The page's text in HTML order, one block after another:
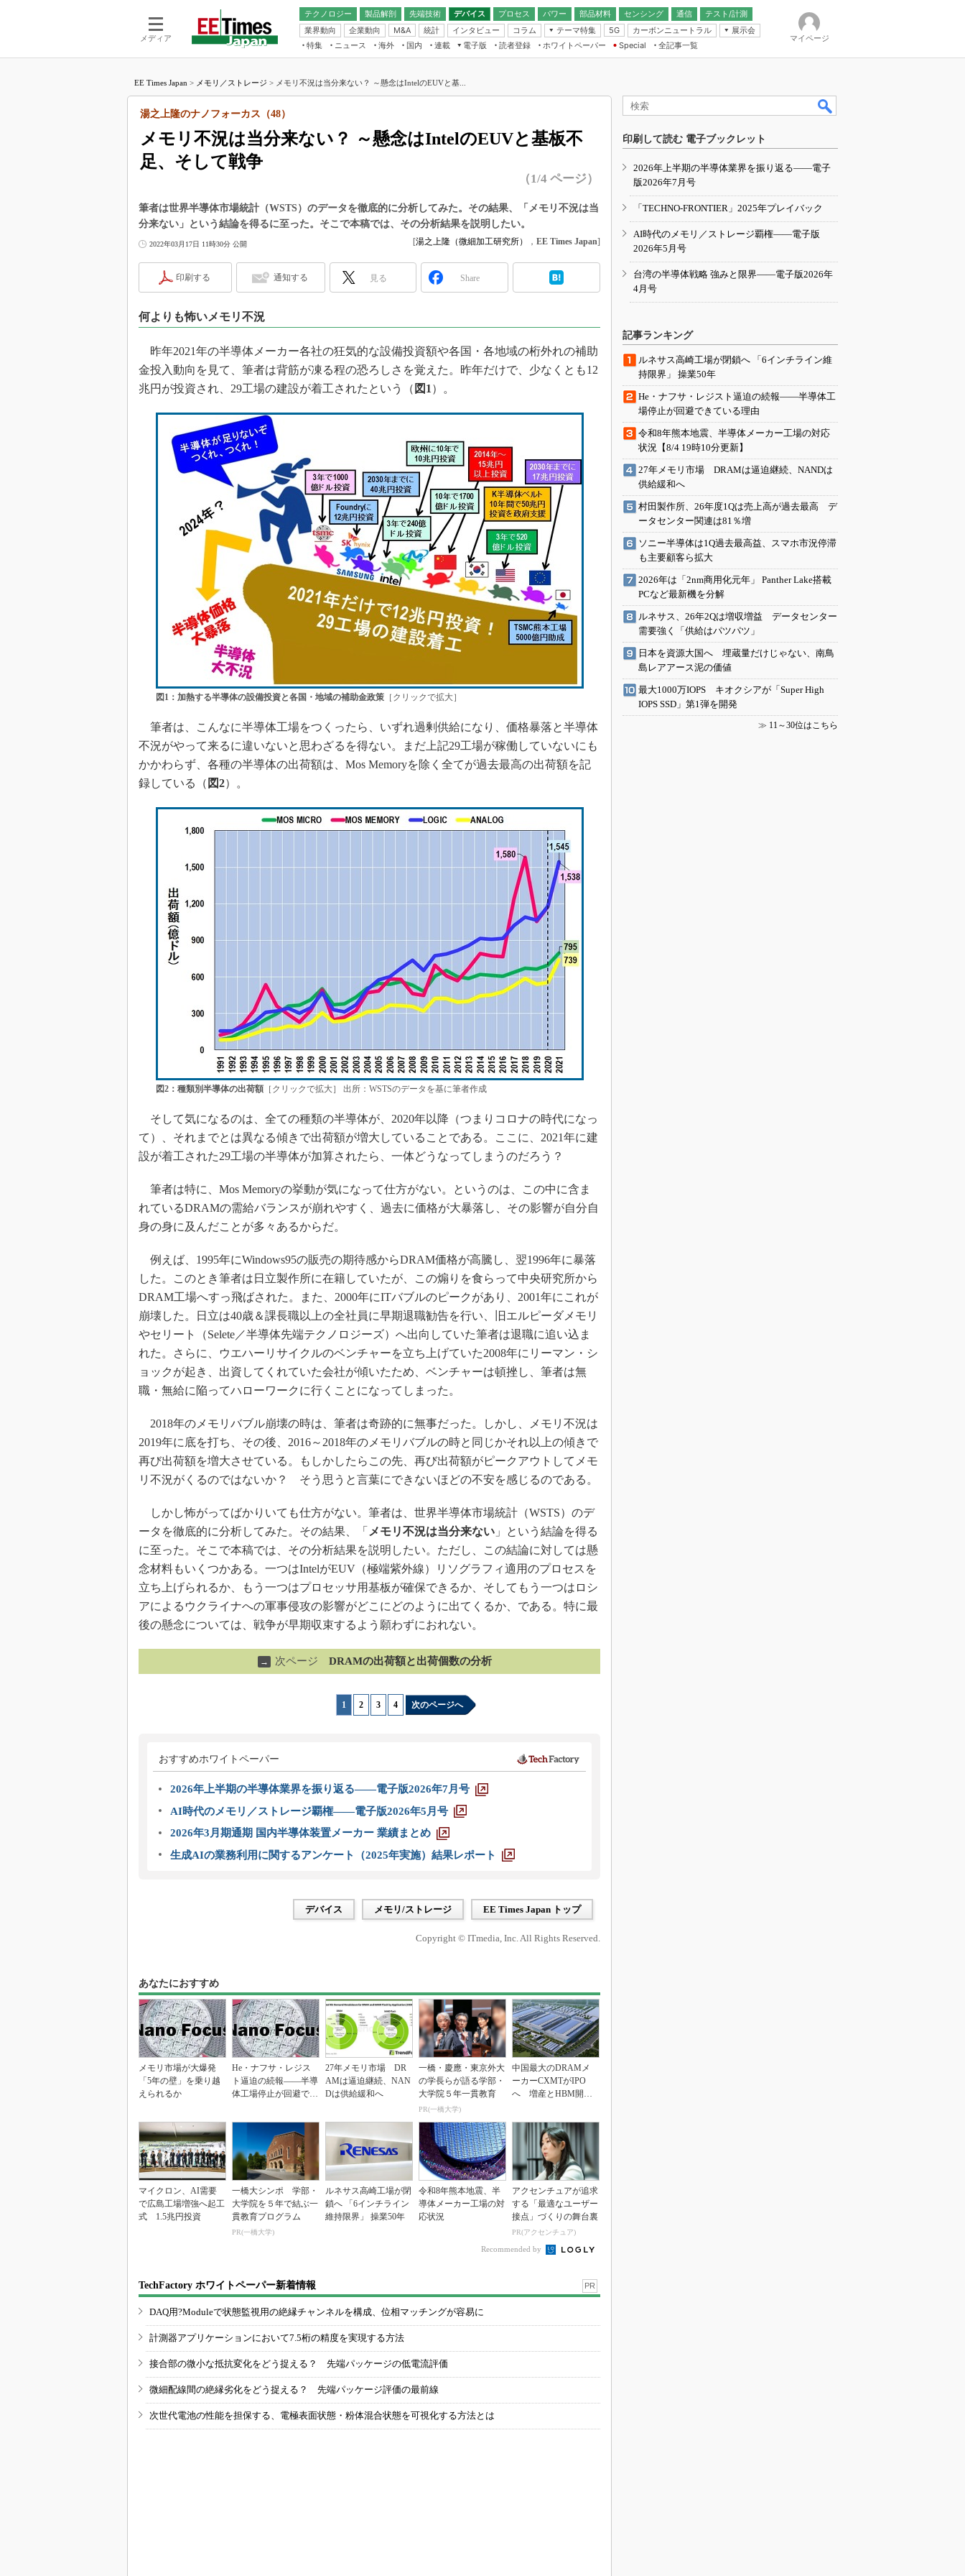
メディア
テクノロジー 製品解剖
先端技術
電池／エネルギー
デバイス
アナログ
マイコン
プロセス パワー 部品材料 センシング
通信
無線
テスト/計測
業界動向
企業動向 M&A 統計 インタビュー コラム
テーマ特集
フィジカルAI
読者調査（EE Times Research）
電源設計（EDN Japan）
エレクトロニクス入門（EDN
Japan）
5G カーボンニュートラル
展示会
IoT・エッジコンピューティング
EXPO
TECHNO-FRONTIER
人とくるま展
特集 ニュース 海外 国内
連載
福田昭のデバイス通信
大山聡の業界スコープ
大原雄介のエレ・組み込みプレイバ
世界を「数字」で回してみよう
この10年で起こったこと、次の10年
で起こること
光伝送技術を知る
“異端児エンジニア”が仕掛けた社内
イノベーションは日本を救うのか
「英語に愛されないエンジニア」の
ための新行動論
電子版
電子ブックレット
読者登録 ホワイトペーパー
Special
全記事一覧
マイページ
EE Times Japan > メモリ／ストレージ > メモリ不況は当分来ない？ ～懸念はIntelのEUVと基...
メモリ不況は当分来ない？ ～懸念はIntelのEUVと基板不
足、そして戦争
湯之上隆のナノフォーカス（48）
（1/4 ページ）
筆者は世界半導体市場統計（WSTS）のデータを徹底的に分析してみた。その結果、「メモリ不況は当
分来ない」という結論を得るに至った。そこで本稿では、その分析結果を説明したい。
2022年03月17日 11時30分 公開 [湯之上隆（微細加工研究所） ， EE Times Japan]
印刷する 通知する 見る Share
何よりも怖いメモリ不況
昨年2021年の半導体メーカー各社の狂気的な設備投資額や各国・各地域の桁外れの補助
金投入動向を見て、筆者は背筋が凍る程の恐ろしさを覚えた。昨年だけで、少なくとも12
兆円が投資され、29工場の建設が着工されたという（ 図1 ）。
図1：加熱する半導体の設備投資と各国・地域の補助金政策［クリックで拡大］
筆者は、こんなに半導体工場をつくったら、いずれ過剰供給になり、価格暴落と半導体
不況がやって来るに違いないと思わざるを得ない。まだ上記29工場が稼働していないにも
かかわらず、各種の半導体の出荷額は、Mos Memoryを除く全てが過去最高の出荷額を記
録している（ 図2）。
図2：種類別半導体の出荷額［クリックで拡大］ 出所：WSTSのデータを基に筆者作成
そして気になるのは、全ての種類の半導体が、2020年以降（つまりコロナの時代になっ
て）、それまでとは異なる傾きで出荷額が増大していることである。ここに、2021年に建
設が着工された29工場の半導体が加算されたら、一体どうなってしまうのだろう？
筆者は特に、Mos Memoryの挙動が気になって仕方がない。というのは、この中に含ま
れているDRAMの需給バランスが崩れやすく、過去に価格が大暴落し、その影響が自分自
身の身に及んだことが多々あるからだ。
例えば、1995年にWindows95の販売の期待感からDRAM価格が高騰し、翌1996年に暴落
した。このとき筆者は日立製作所に在籍していたが、この煽りを食らって中央研究所から
DRAM工場へすっ飛ばされた。また、2000年にITバブルのピークがあり、2001年にこれが
崩壊した。日立は40歳＆課長職以上の全社員に早期退職勧告を行い、旧エルピーダメモリ
やセリート（Selete／半導体先端テクノロジーズ）へ出向していた筆者は退職に追い込ま
れた。さらに、ウエハーリサイクルのベンチャーを立ち上げていた2008年にリーマン・シ
ョックが起き、出資してくれていた会社が傾いたため、ベンチャーは頓挫し、筆者は無
職・無給に陥ってハローワークに行くことになってしまった。
2018年のメモリバブル崩壊の時は、筆者は奇跡的に無事だった。しかし、メモリ不況は
2019年に底を打ち、その後、2016～2018年のメモリバブルの時と同じかそれ以上の傾きで
再び出荷額を増大させている。もしかしたらこの先、再び出荷額がピークアウトしてメモ
リ不況がくるのではないか？ そう思うと言葉にできないほどの不安を感じるのである。
しかし怖がってばかりいても仕方がない。筆者は、世界半導体市場統計（WSTS）のデ
ータを徹底的に分析してみた。その結果、「 メモリ不況は当分来ない 」という結論を得る
に至った。そこで本稿では、その分析結果を説明したい。ただし、この結論に対しては懸
念材料もいくつかある。一つはIntelがEUV（極端紫外線）リソグラフィ適用のプロセスを
立ち上げられるか、もう一つはプロセッサ用基板が確保できるか、そしてもう一つはロシ
アによるウクライナへの軍事侵攻の影響がどこにどのように出てくるか、である。特に最
後の懸念については、戦争が早期収束するよう願わずにおれない。
→ 次ページ DRAMの出荷額と出荷個数の分析
1 2 3 4 次のページへ
おすすめホワイトペーパー
2026年上半期の半導体業界を振り返る――電子版2026年7月号
AI時代のメモリ／ストレージ覇権――電子版2026年5月号
2026年3月期通期 国内半導体装置メーカー 業績まとめ
生成AIの業務利用に関するアンケート（2025年実施）結果レポート
デバイス メモリ/ストレージ EE Times Japan トップ
Copyright © ITmedia, Inc. All Rights Reserved.
あなたにおすすめ
メモリ市場が大爆発
「5年の壁」を乗り越
えられるか
He・ナフサ・レジス
ト逼迫の続報――半導
体工場停止が回避でき
27年メモリ市場 DR
AMは逼迫継続、NAN
Dは供給緩和へ
一橋・慶應・東京外大
の学長らが語る学部・
大学院５年一貫教育
PR(一橋大学)
中国最大のDRAMメ
ーカーCXMTがIPO
へ 増産とHBM開発
マイクロン、AI需要
で広島工場増強へ起工
式 1.5兆円投資
一橋大シンポ 学部・
大学院を５年で結ぶ一
貫教育プログラム
PR(一橋大学)
ルネサス高崎工場が閉
鎖へ 「6インチライン
維持限界」 操業50年
令和8年熊本地震、半
導体メーカー工場の対
応状況
アクセンチュアが追求
する「最適なユーザー
接点」づくりの舞台裏
PR(アクセンチュア)
Recommended by
TechFactory ホワイトペーパー新着情報 PR
DAQ用?Moduleで状態監視用の絶縁チャンネルを構成、位相マッチングが容易に
計測器アプリケーションにおいて7.5桁の精度を実現する方法
接合部の微小な抵抗変化をどう捉える？ 先端パッケージの低電流評価
微細配線間の絶縁劣化をどう捉える？ 先端パッケージ評価の最前線
次世代電池の性能を担保する、電極表面状態・粉体混合状態を可視化する方法とは
印刷して読む 電子ブックレット
2026年上半期の半導体業界を振り返る――電子
版2026年7月号
「TECHNO-FRONTIER」2025年プレイバック
AI時代のメモリ／ストレージ覇権――電子版
2026年5月号
台湾の半導体戦略 強みと限界――電子版2026年
4月号
記事ランキング
ルネサス高崎工場が閉鎖へ 「6インチライン維
持限界」 操業50年
He・ナフサ・レジスト逼迫の続報――半導体工
場停止が回避できている理由
令和8年熊本地震、半導体メーカー工場の対応
状況【8/4 19時10分更新】
27年メモリ市場 DRAMは逼迫継続、NANDは
供給緩和へ
村田製作所、26年度1Qは売上高が過去最高 デ
ータセンター関連は81％増
ソニー半導体は1Q過去最高益、スマホ市況停滞
も主要顧客ら拡大
2026年は「2nm商用化元年」 Panther Lake搭載
PCなど最新機を分解
ルネサス、26年2Qは増収増益 データセンター
需要強く「供給はパツパツ」
日本を資源大国へ 埋蔵量だけじゃない、南鳥
島レアアース泥の価値
最大1000万IOPS キオクシアが「Super High
IOPS SSD」第1弾を開発
≫ 11～30位はこちら